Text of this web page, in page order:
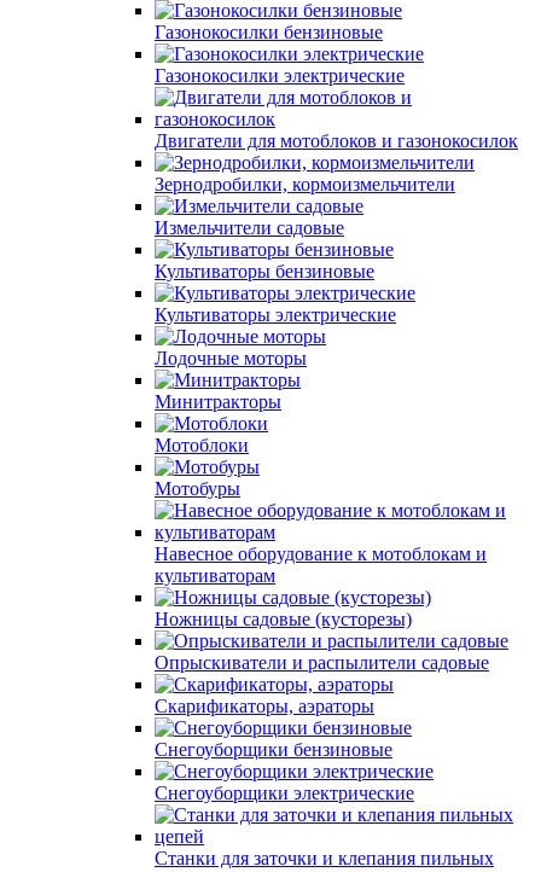
Газонокосилки бензиновые
Газонокосилки электрические
Двигатели для мотоблоков и газонокосилок
Зернодробилки, кормоизмельчители
Измельчители садовые
Культиваторы бензиновые
Культиваторы электрические
Лодочные моторы
Минитракторы
Мотоблоки
Мотобуры
Навесное оборудование к мотоблокам и
культиваторам
Ножницы садовые (кусторезы)
Опрыскиватели и распылители садовые
Скарификаторы, аэраторы
Снегоуборщики бензиновые
Снегоуборщики электрические
Станки для заточки и клепания пильных